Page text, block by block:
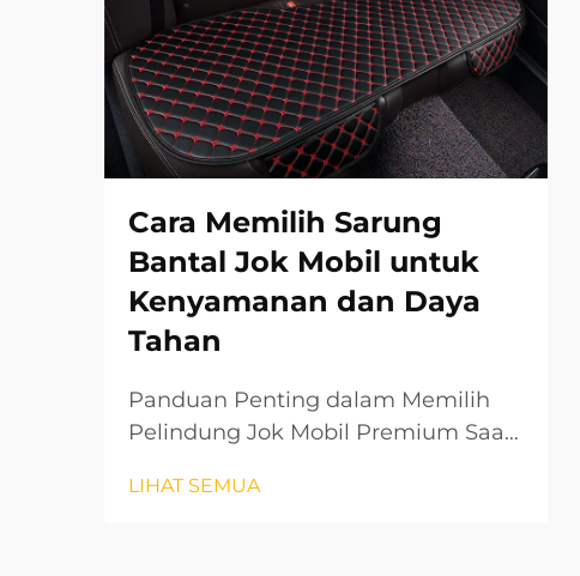
Cara Memilih Sarung
Bantal Jok Mobil untuk
Kenyamanan dan Daya
Tahan
Panduan Penting dalam Memilih
Pelindung Jok Mobil Premium Saat
memastikan pengalaman
LIHAT SEMUA